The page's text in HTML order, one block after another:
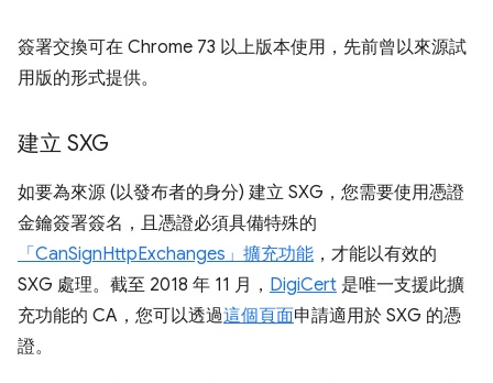
簽署交換可在 Chrome 73 以上版本使用，先前曾以來源試
用版的形式提供。
建立 SXG
如要為來源 (以發布者的身分) 建立 SXG，您需要使用憑證
金鑰簽署簽名，且憑證必須具備特殊的
「CanSignHttpExchanges」擴充功能 ，才能以有效的
SXG 處理。截至 2018 年 11 月， DigiCert 是唯一支援此擴
充功能的 CA，您可以透過這個頁面申請適用於 SXG 的憑
證。